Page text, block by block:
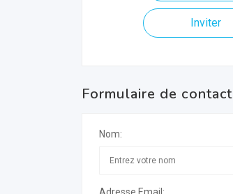
Inviter
Formulaire de contact
Nom: